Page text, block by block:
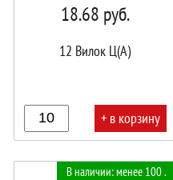
18.68 руб.
12 Вилок Ц(А)
+ в корзину
В наличии: менее 100 .